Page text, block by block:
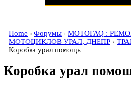
Home › Форумы › MOTOFAQ :
МОТОЦИКЛОВ УРАЛ, ДНЕПР ›
Коробка урал помощь
Коробка урал